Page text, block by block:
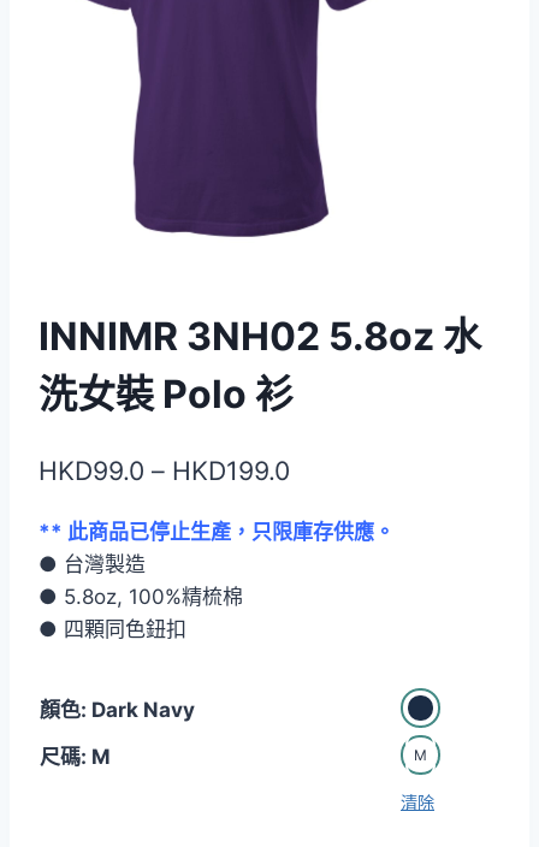
INNIMR 3NH02 5.8oz 水
洗女裝 Polo 衫
HKD99.0 – HKD199.0
範
HKD199.0
** 此商品已停止生產，只限庫存供應。
● 台灣製造
● 5.8oz, 100%精梳棉
● 四顆同色鈕扣
顏色: Dark Navy
尺碼: M
M
清除